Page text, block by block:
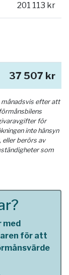
201 113 kr
37 507 kr
efter att
för
inte hänsyn
eller berörs av
som
med
för att